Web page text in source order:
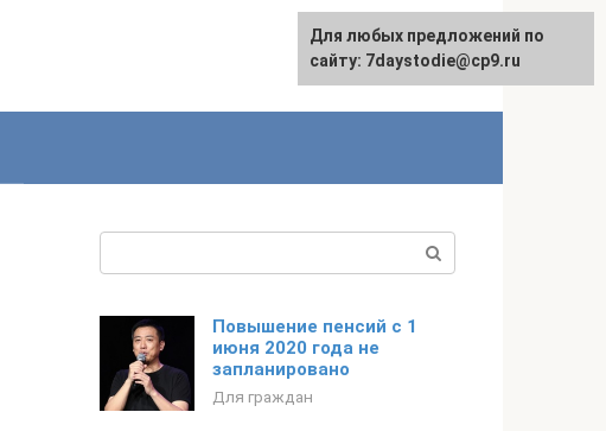
Повышение пенсий с 1
июня 2020 года не
запланировано
Для граждан
Для любых предложений по
сайту: 7daystodie@cp9.ru